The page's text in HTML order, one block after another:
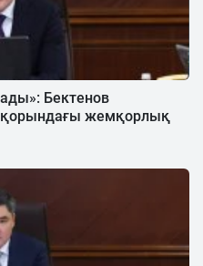
Бектенов
жемқорлық